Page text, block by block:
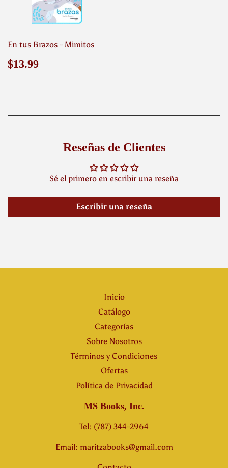
En tus Brazos - Mimitos
Precio
$13.99
Reseñas de Clientes
Sé el primero en escribir una reseña
Escribir una reseña
Inicio
Catálogo
Categorías
Sobre Nosotros
Términos y Condiciones
Ofertas
Política de Privacidad
MS Books, Inc.
Tel: (787) 344-2964
Email: maritzabooks@gmail.com